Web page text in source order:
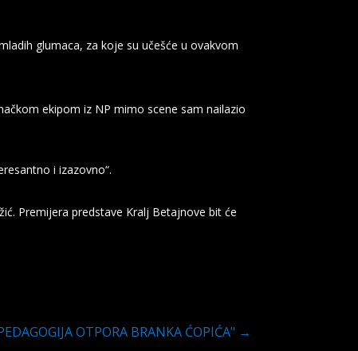
glumaca, za koje su učešće u ovakvom
ekipom iz NP mimo scene sam nailazio
i izazovno“.
Premijera predstave Kralj Betajnove bit će
OTPORA BRANKA ĆOPIĆA" →